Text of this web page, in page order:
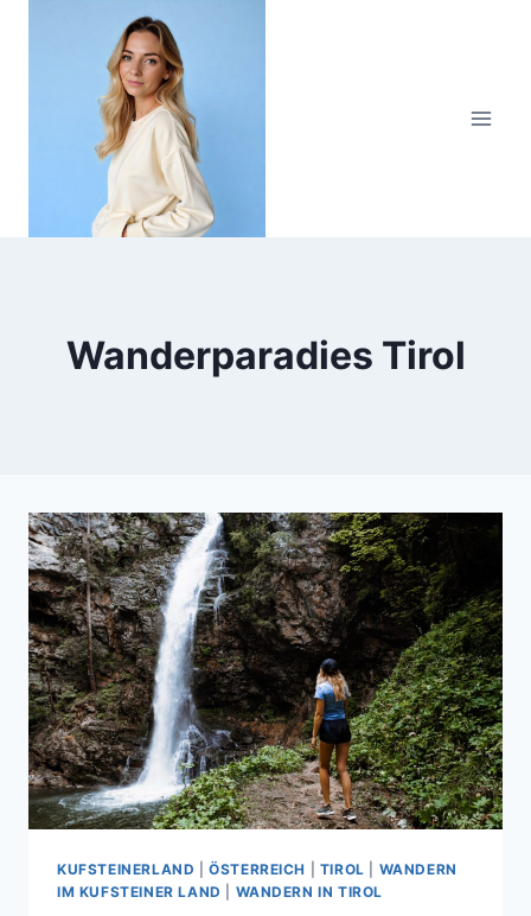
Wanderparadies Tirol
KUFSTEINERLAND |ÖSTERREICH TIROL
WANDERN
IM KUFSTEINER LAND
WANDERN IN TIROL